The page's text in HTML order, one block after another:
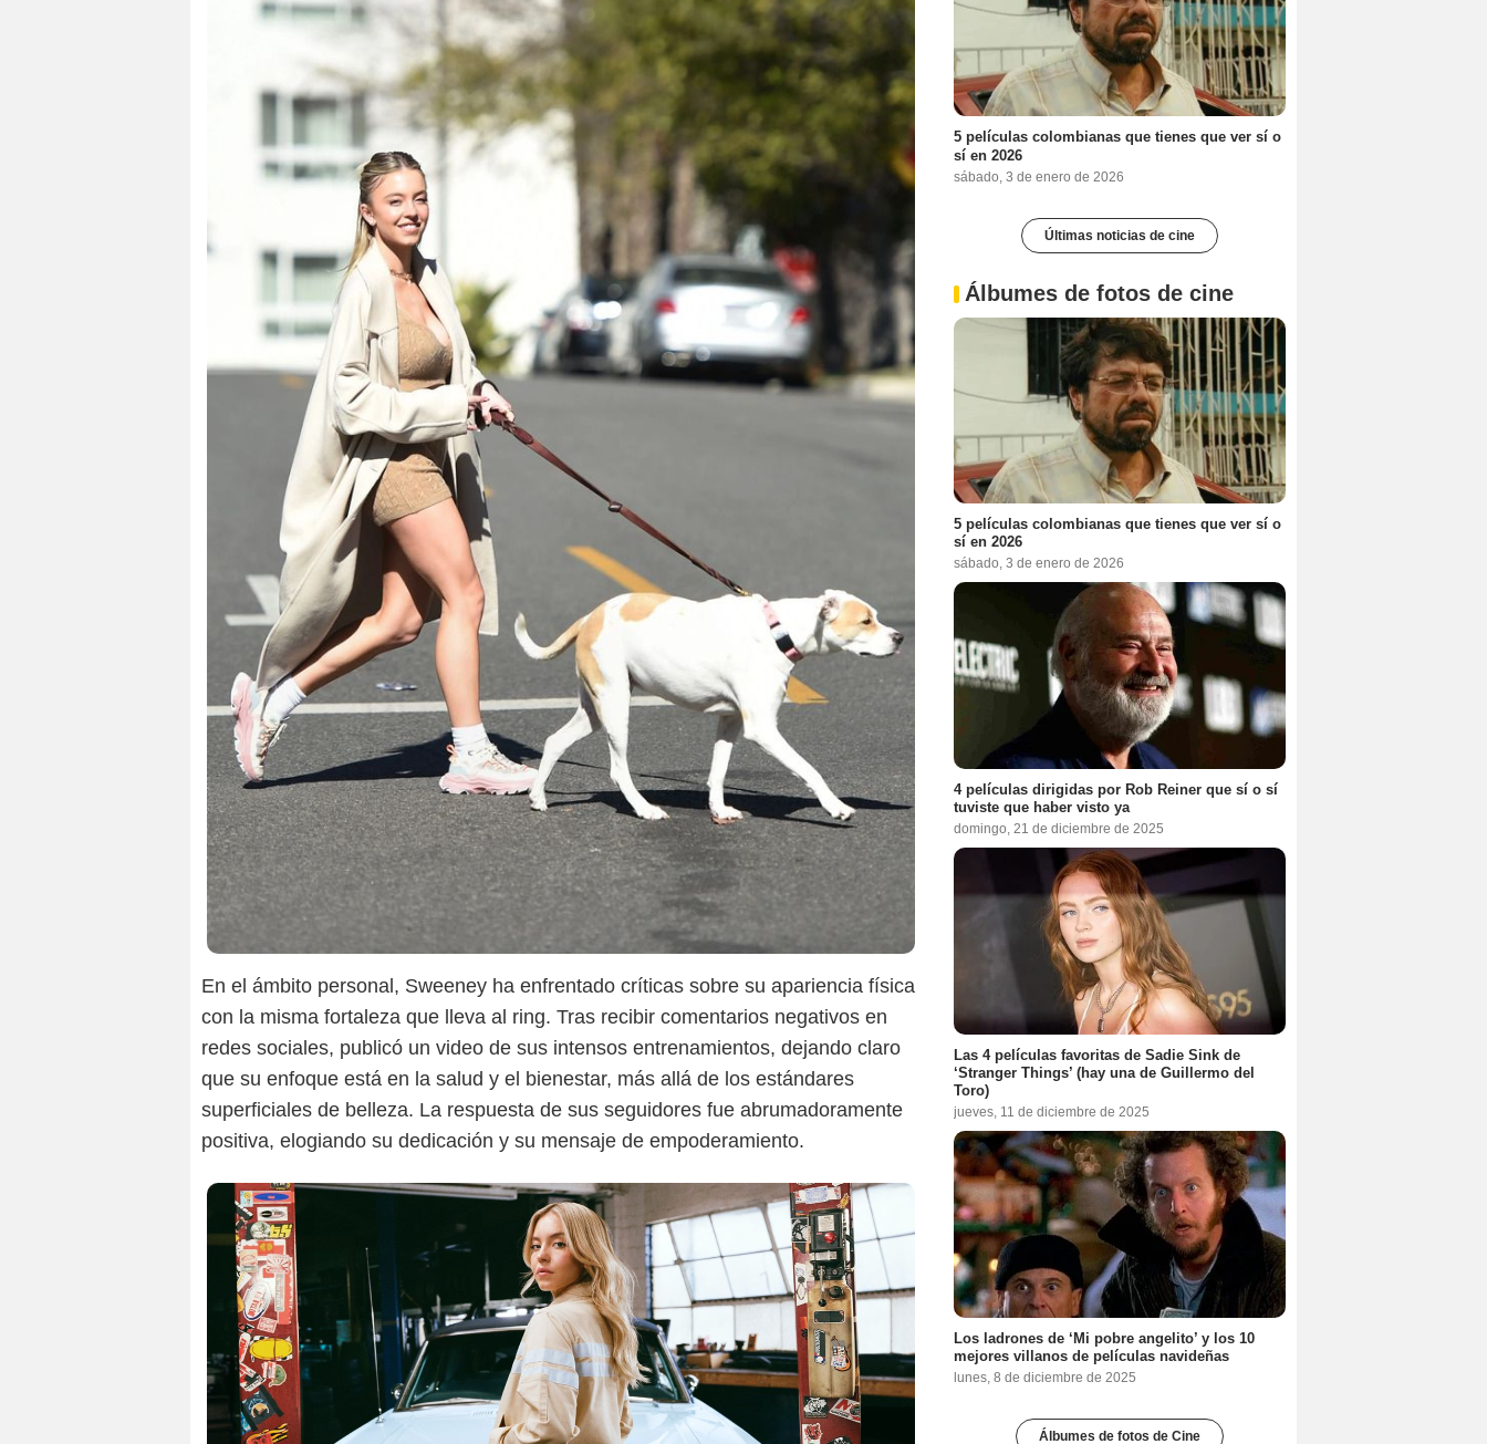
En el ámbito personal, Sweeney ha enfrentado críticas sobre su apariencia física
con la misma fortaleza que lleva al ring. Tras recibir comentarios negativos en
redes sociales, publicó un video de sus intensos entrenamientos, dejando claro
que su enfoque está en la salud y el bienestar, más allá de los estándares
superficiales de belleza. La respuesta de sus seguidores fue abrumadoramente
positiva, elogiando su dedicación y su mensaje de empoderamiento.
Metro World News
5 películas colombianas que tienes que ver sí o
sí en 2026
sábado, 3 de enero de 2026
Últimas noticias de cine
Álbumes de fotos de cine
5 películas colombianas que tienes que ver sí o
sí en 2026
sábado, 3 de enero de 2026
4 películas dirigidas por Rob Reiner que sí o sí
tuviste que haber visto ya
domingo, 21 de diciembre de 2025
Las 4 películas favoritas de Sadie Sink de
‘Stranger Things’ (hay una de Guillermo del
Toro)
jueves, 11 de diciembre de 2025
Los ladrones de ‘Mi pobre angelito’ y los 10
mejores villanos de películas navideñas
lunes, 8 de diciembre de 2025
Álbumes de fotos de Cine